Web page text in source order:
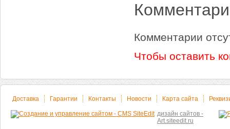
Комментарии
Чтобы оставить
Доставка Гарантии Контакты Новости Карта сайта
дизайн сайтов -
Art.siteedit.ru